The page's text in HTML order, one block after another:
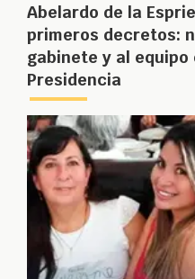
Abelardo de la
primeros decretos:
gabinete y al equipo
Presidencia